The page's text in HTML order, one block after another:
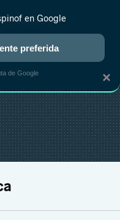
ANIME RANKINGS CINE
×
en Google
preferida
de Google